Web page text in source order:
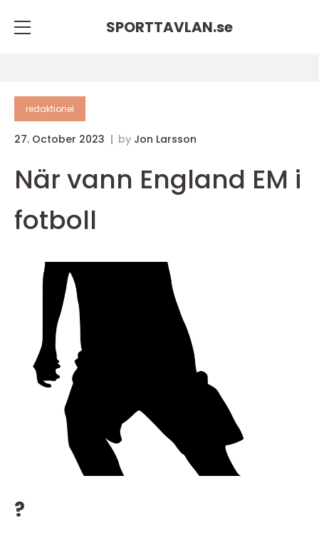
SPORTTAVLAN.se
redaktionel
27. October 2023 by Jon Larsson
När vann England EM i
fotboll
?